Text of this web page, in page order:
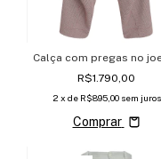
Calça com pregas no
R$1.790,00
2 x de R$895,00 sem juros
Comprar